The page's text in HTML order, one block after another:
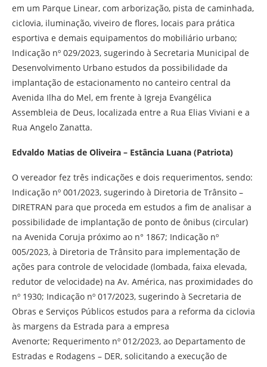
em um Parque Linear, com arborização, pista de caminhada,
ciclovia, iluminação, viveiro de flores, locais para prática
esportiva e demais equipamentos do mobiliário urbano;
Indicação nº 029/2023, sugerindo à Secretaria Municipal de
Desenvolvimento Urbano estudos da possibilidade da
implantação de estacionamento no canteiro central da
Avenida Ilha do Mel, em frente à Igreja Evangélica
Assembleia de Deus, localizada entre a Rua Elias Viviani e a
Rua Angelo Zanatta.
Edvaldo Matias de Oliveira – Estância Luana (Patriota)
O vereador fez três indicações e dois requerimentos, sendo:
Indicação nº 001/2023, sugerindo à Diretoria de Trânsito –
DIRETRAN para que proceda em estudos a fim de analisar a
possibilidade de implantação de ponto de ônibus (circular)
na Avenida Coruja próximo ao n° 1867; Indicação nº
005/2023, à Diretoria de Trânsito para implementação de
ações para controle de velocidade (lombada, faixa elevada,
redutor de velocidade) na Av. América, nas proximidades do
nº 1930; Indicação nº 017/2023, sugerindo à Secretaria de
Obras e Serviços Públicos estudos para a reforma da ciclovia
às margens da Estrada para a empresa
Avenorte; Requerimento nº 012/2023, ao Departamento de
Estradas e Rodagens – DER, solicitando a execução de